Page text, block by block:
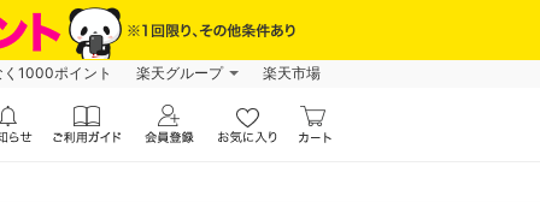
1000ポイント 楽天グループ 楽天市場